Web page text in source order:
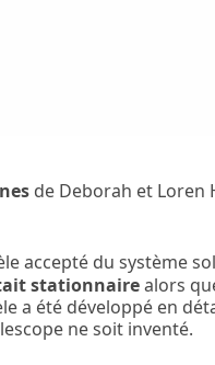
de Deborah et Loren
accepté du système
stationnairealors
a été développé en
ne soit inventé.